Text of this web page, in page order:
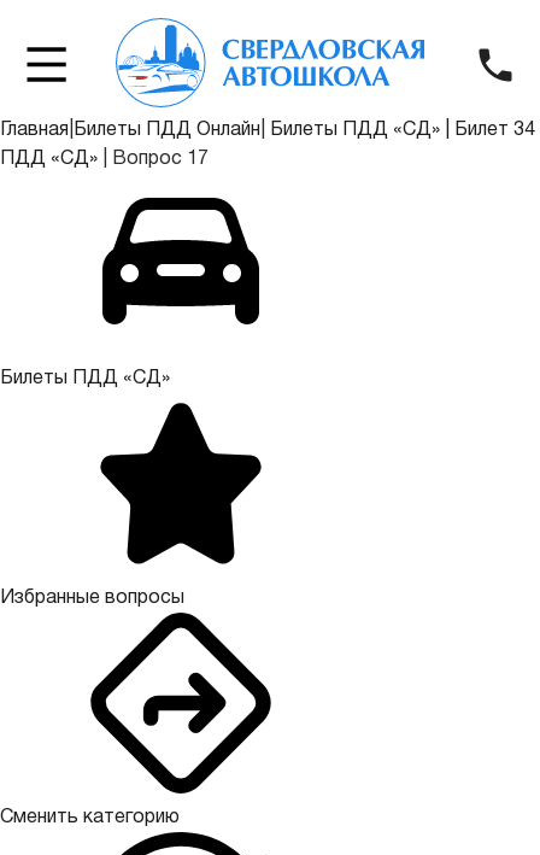
Главная Билеты ПДД Онлайн Билеты ПДД «СД»
Билет 34
ПДД «СД»
Вопрос 17
Билеты ПДД «СД»
Избранные вопросы
Сменить категорию